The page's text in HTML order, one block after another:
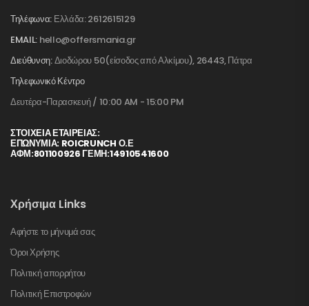
Τηλέφωνα: Ελλάδα: 2612615129
EMAIL: hello@offersmania.gr
Διεύθυνση:Διοδώρου 50(είσοδος από Αλκίμου), 26443, Πάτρα
Τηλεφωνικό Κέντρο
Δευτέρα-Παρασκευή / 10:00 AM - 15:00 PM
ΣΤΟΙΧΕΊΑ ΕΤΑΙΡΕΊΑΣ:
ΕΠΩΝΥΜΙΑ: ROICRUNCH Ο.Ε
ΑΦΜ:801100926 ΓΕΜΗ:14910541600
Χρήσιμα Links
Αφήστε το μήνυμά σας
Όροι Χρήσης
Πολιτική απορρήτου
Πολιτική Επιστροφών